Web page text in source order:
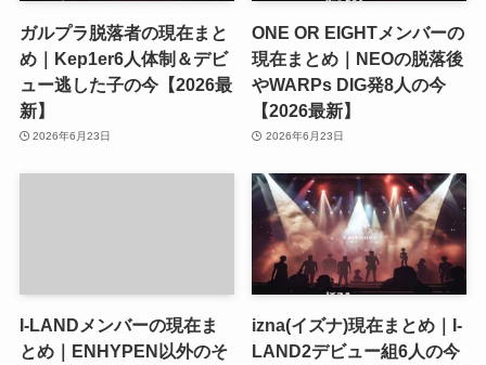
ガルプラ脱落者の現在まと
め｜Kep1er6人体制＆デビ
ュー逃した子の今【2026最
新】
2026年6月23日
ONE OR EIGHTメンバーの
現在まとめ｜NEOの脱落後
やWARPs DIG発8人の今
【2026最新】
2026年6月23日
I-LANDメンバーの現在ま
とめ｜ENHYPEN以外のそ
izna(イズナ)現在まとめ｜I-
LAND2デビュー組6人の今